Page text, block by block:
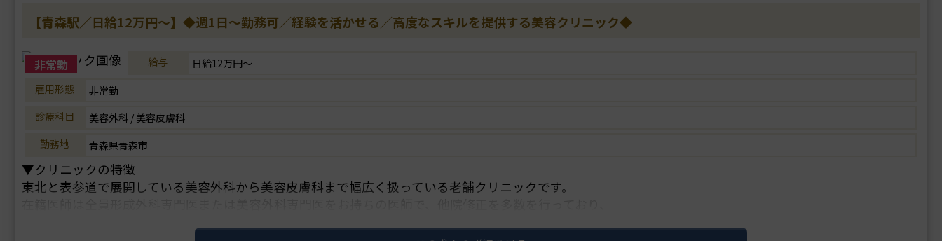
【青森駅／日給12万円～】◆週1日～勤務可／経験を活かせる／高度なスキルを提供する美容クリニック◆
非常勤 給与
日給12万円～
雇用形態
非常勤
診療科目
美容外科 / 美容皮膚科
勤務地
青森県青森市
▼クリニックの特徴
東北と表参道で展開している美容外科から美容皮膚科まで幅広く扱っている老舗クリニックです。